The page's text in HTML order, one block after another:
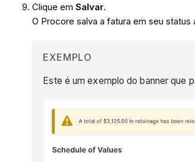
Clique emSalvar.
O Procore salva a fatura em seu
EXEMPLO
Este é um exemplo do banner que